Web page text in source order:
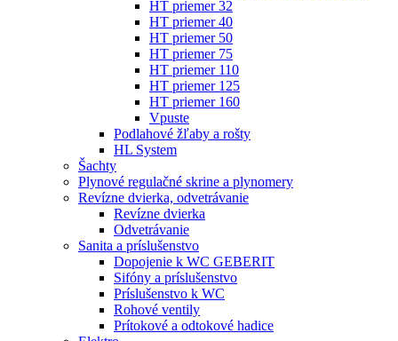
HT priemer 32
HT priemer 40
HT priemer 50
HT priemer 75
HT priemer 110
HT priemer 125
HT priemer 160
Vpuste
Podlahové žľaby a rošty
HL System
Šachty
Plynové regulačné skrine a plynomery
Revízne dvierka, odvetrávanie
Revízne dvierka
Odvetrávanie
Sanita a príslušenstvo
Dopojenie k WC GEBERIT
Sifóny a príslušenstvo
Príslušenstvo k WC
Rohové ventily
Prítokové a odtokové hadice